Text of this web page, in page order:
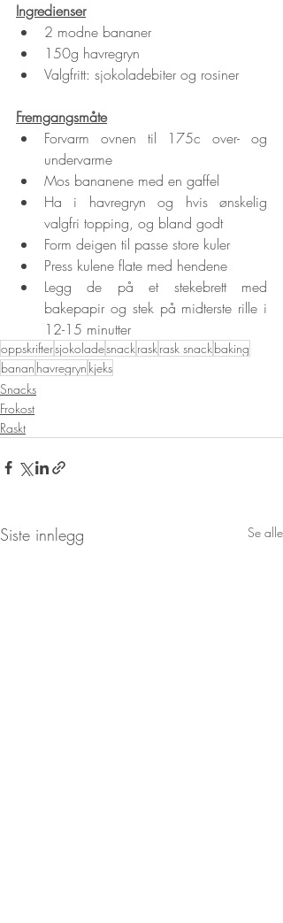
Ingredienser
2 modne bananer
150g havregryn
Valgfritt: sjokoladebiter og rosiner
Fremgangsmåte
Forvarm ovnen til 175c over- og
undervarme
Mos bananene med en gaffel
Ha i havregryn og hvis ønskelig
valgfri topping, og bland godt
Form deigen til passe store kuler
Press kulene flate med hendene
Legg de på et stekebrett med
bakepapir og stek på midterste rille i
12-15 minutter
oppskriftersjokoladesnackraskrask snackbaking
banan havregryn kjeks
Snacks
Frokost
Raskt
Siste innlegg Se alle